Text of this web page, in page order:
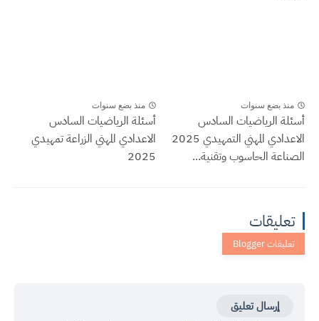
بضع سنوات
الرياضيات السادس
الاعدادي المهني التمهيدي 2025
الحاسوب وتقنية...
منذ بضع سنوات
أسئلة الرياضيات السادس
الاعدادي المهني الزراعة تمهيدي
إرسال تعليق